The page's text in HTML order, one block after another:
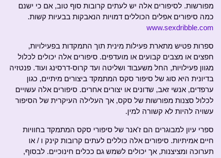
מפורשות. לסיפורים אלה יש לעתים קרובות סוף טוב, אם כי ישנם
כמה סיפורים אפלים הכוללים דמויות הנאבקות בבעיות קשות.
www.sexdribble.com
ספרות פטיש מתארת פעילות מינית תוך התמקדות בפעילויות,
חפצים או מצבים קבועים או מועדפים. סיפורים אלה יכולים לכלול
מגוון פעילויות, החל משעבוד ושליטה ועד קרוס-דרסינג ועוד. פנטזיה
בדיונית היא סוג של סיפור סקס המתמקד ביצורים מיתיים, כגון
ערפדים, אנשי זאב, שדונים או יצורים אחרים. סיפורים אלה עשויים
לכלול סצנות מפורשות של סקס, אך העלילה העיקרית של הסיפור
עשויה להיות לא קשורה למין.
ספרי עיון למבוגרים הם ז'אנר של סיפורי סקס המתמקד בחוויות
חיים אמיתיות. סיפורים אלה כוללים לעתים קרובות קינק ו / או
תערוכה ומציצנות, אך יכולים לשמש גם ככלים חינוכיים. לבסוף,